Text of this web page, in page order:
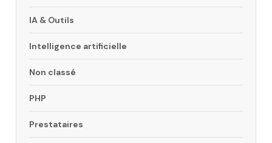
IA & Outils
Intelligence artificielle
Non classé
PHP
Prestataires